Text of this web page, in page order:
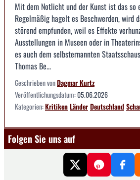
Mit dem Notlicht und der Kunst ist das so
Regelmäßig hagelt es Beschwerden, wird
störend empfunden, weil es Effekte
Ausstellungen in Museen oder in
es auch dem selbsternannten
Thomas Be...
Geschrieben vonDagmar Kurtz
Veröffentlichungsdatum:05.06.2026
Kategorien:KritikenLänderDeutschland
Folgen Sie uns auf